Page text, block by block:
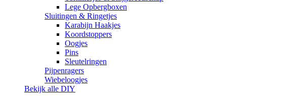
Lege Opbergboxen
Sluitingen & Ringetjes
Karabijn Haakjes
Koordstoppers
Oogjes
Pins
Sleutelringen
Pijpenragers
Wiebeloogjes
Bekijk alle DIY